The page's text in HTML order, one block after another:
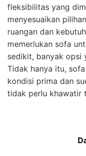
fleksibilitas yang
menyesuaikan
ruangan dan
memerlukan sofa
sedikit, banyak opsi
Tidak hanya itu,
kondisi prima dan
tidak perlu khawatir